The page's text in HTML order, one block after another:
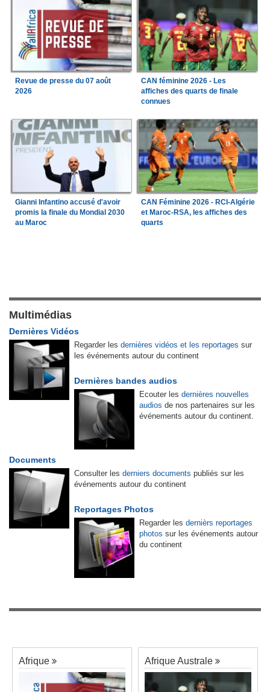
Revue de presse du 07 août
2026
CAN féminine 2026 - Les
affiches des quarts de finale
connues
Gianni Infantino accusé d'avoir
promis la finale du Mondial 2030
au Maroc
CAN Féminine 2026 - RCI-Algérie
et Maroc-RSA, les affiches des
quarts
Multimédias
Dernières Vidéos
Regarder les dernières vidéos et les reportages sur
les événements autour du continent
Dernières bandes audios
Ecouter les dernières nouvelles
audios de nos partenaires sur les
événements autour du continent.
Documents
Consulter les derniers documents publiés sur les
événements autour du continent
Reportages Photos
Regarder les dernièrs reportages
photos sur les événements autour
du continent
Afrique Afrique Australe